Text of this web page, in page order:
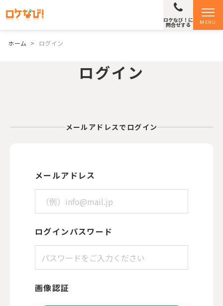
MENU
ロケなび！に
問合せする
ホーム > ログイン
ログイン
メールアドレスでログイン
メールアドレス
ログインパスワード
画像認証